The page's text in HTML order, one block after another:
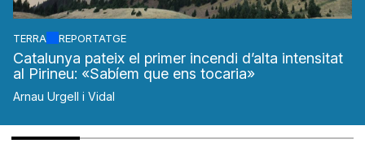
TERRA REPORTATGE
Catalunya pateix el primer incendi d’alta intensitat
al Pirineu: «Sabíem que ens tocaria»
Arnau Urgell i Vidal